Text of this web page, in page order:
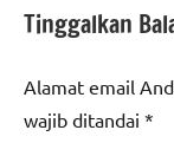
Tinggalkan
Alamat email
wajib ditandai *